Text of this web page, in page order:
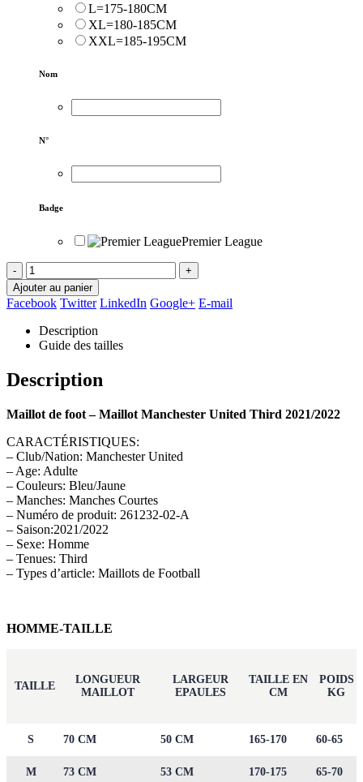
L=175-180CM
XL=180-185CM
XXL=185-195CM
Nom
N°
Badge
Premier League
-
+
Ajouter au panier
Facebook Twitter LinkedIn Google+ E-mail
Description
Guide des tailles
Description
Maillot de foot – Maillot Manchester United Third 2021/2022
CARACTÉRISTIQUES:
– Club/Nation: Manchester United
– Age: Adulte
– Couleurs: Bleu/Jaune
– Manches: Manches Courtes
– Numéro de produit: 261232-02-A
– Saison:2021/2022
– Sexe: Homme
– Tenues: Third
– Types d’article: Maillots de Football
HOMME-TAILLE
TAILLE
LONGUEUR
MAILLOT
LARGEUR
EPAULES
TAILLE EN
CM
POIDS
KG
S 70 CM 50 CM 165-170 60-65
M 73 CM 53 CM 170-175 65-70